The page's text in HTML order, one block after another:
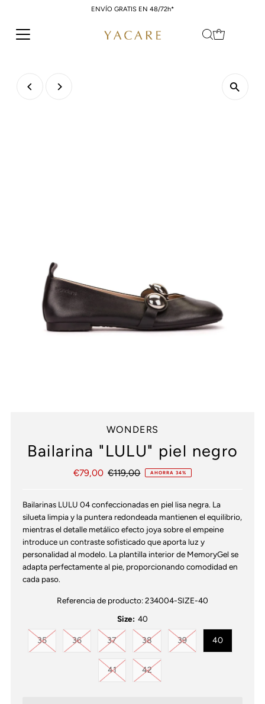
Ir directamente al contenido
ENVÍO GRATIS EN 48/72h*
WONDERS
Bailarina "LULU" piel negro
Precio
€79,00 Precio
€119,00 AHORRA 34%
Bailarinas LULU 04 confeccionadas en piel lisa negra. La
silueta limpia y la puntera redondeada mantienen el equilibrio,
mientras el detalle metálico efecto joya sobre el empeine
introduce un contraste sofisticado que aporta luz y
personalidad al modelo. La plantilla interior de MemoryGel se
adapta perfectamente al pie, proporcionando comodidad en
cada paso.
Referencia de producto:234004-SIZE-40
Size: 40
35Variante agotada o no disponible
36Variante agotada o no disponible
37Variante agotada o no disponible
38Variante agotada o no
39Variante agotada o
40
41Variante agotada o no disponible
42Variante agotada o no